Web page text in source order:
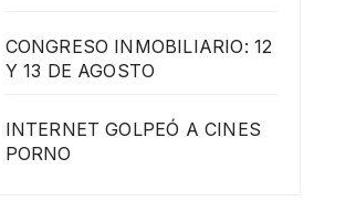
CONGRESO INMOBILIARIO: 12
Y 13 DE AGOSTO
INTERNET GOLPEÓ A CINES
PORNO